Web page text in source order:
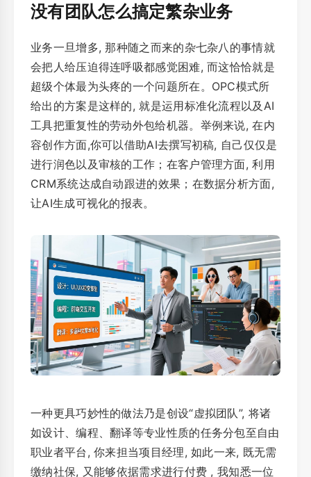
没有团队怎么搞定繁杂业务
业务一旦增多, 那种随之而来的杂七杂八的事情就
会把人给压迫得连呼吸都感觉困难, 而这恰恰就是
超级个体最为头疼的一个问题所在。OPC模式所
给出的方案是这样的, 就是运用标准化流程以及AI
工具把重复性的劳动外包给机器。举例来说, 在内
容创作方面,你可以借助AI去撰写初稿, 自己仅仅是
进行润色以及审核的工作；在客户管理方面, 利用
CRM系统达成自动跟进的效果；在数据分析方面,
让AI生成可视化的报表。
一种更具巧妙性的做法乃是创设“虚拟团队”, 将诸
如设计、编程、翻译等专业性质的任务分包至自由
职业者平台, 你来担当项目经理, 如此一来, 既无需
缴纳社保, 又能够依据需求进行付费 , 我知悉一位